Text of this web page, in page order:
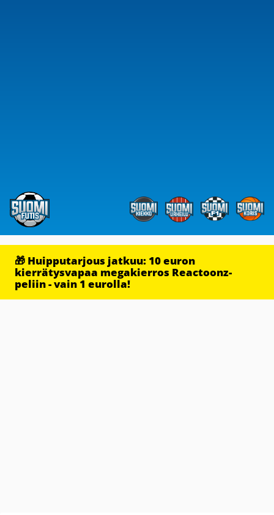
🎁 Huipputarjous jatkuu: 10 euron
kierrätysvapaa megakierros Reactoonz-
peliin - vain 1 eurolla!